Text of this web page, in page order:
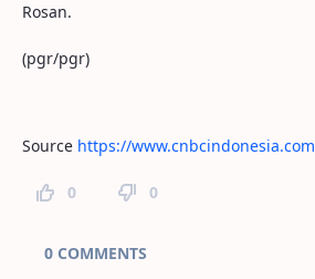
Rosan.
(pgr/pgr)
Source https://www.cnbcindonesia.com
0 0
Page Comments
0 COMMENTS